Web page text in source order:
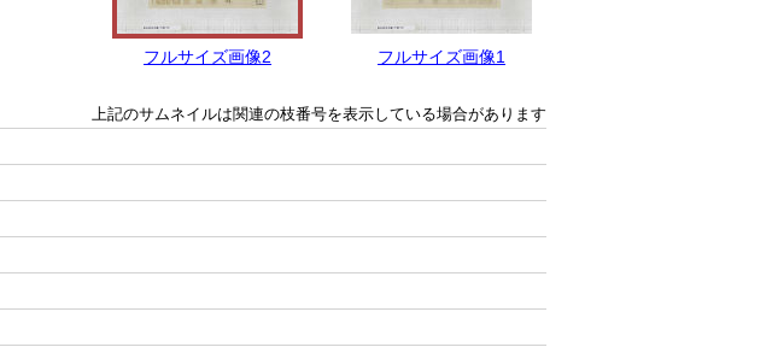
フルサイズ画像2 フルサイズ画像1
上記のサムネイルは関連の枝番号を表示している場合があります